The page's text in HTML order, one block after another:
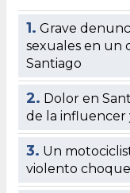
1. Grave
sexuales en un
Santiago
2. Dolor en
de la influencer
3. Un
violento